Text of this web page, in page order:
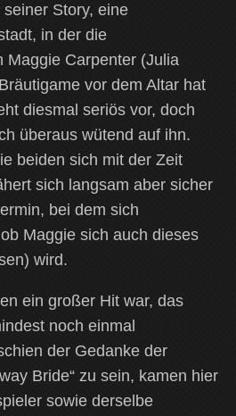
Story, eine
in der die
Maggie Carpenter (Julia
vor dem Altar hat
diesmal seriös vor, doch
überaus wütend auf ihn.
beiden sich mit der Zeit
sich langsam aber sicher
bei dem sich
Maggie sich auch dieses
wird.
ein großer Hit war, das
noch einmal
der Gedanke der
Bride“ zu sein, kamen hier
sowie derselbe